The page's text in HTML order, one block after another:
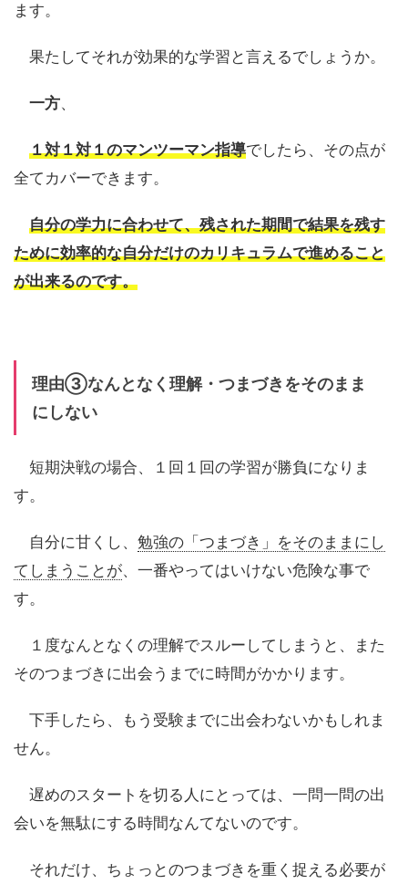
ます。
果たしてそれが効果的な学習と言えるでしょうか。
一方、
１対１対１のマンツーマン指導でしたら、その点が
全てカバーできます。
自分の学力に合わせて、残された期間で結果を残す
ために効率的な自分だけのカリキュラムで進めること
が出来るのです。
理由③なんとなく理解・つまづきをそのまま
にしない
短期決戦の場合、１回１回の学習が勝負になりま
す。
自分に甘くし、 勉強の「つまづき」をそのままにし
てしまうことが、一番やってはいけない危険な事で
す。
１度なんとなくの理解でスルーしてしまうと、また
そのつまづきに出会うまでに時間がかかります。
下手したら、もう受験までに出会わないかもしれま
せん。
遅めのスタートを切る人にとっては、一問一問の出
会いを無駄にする時間なんてないのです。
それだけ、ちょっとのつまづきを重く捉える必要が